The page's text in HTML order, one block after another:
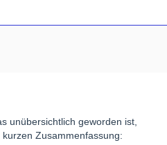
unübersichtlich geworden ist,
Zusammenfassung: